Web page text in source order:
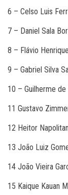
6 – Celso Luis
7 – Daniel Sala
8 – Flávio
9 – Gabriel Silva
10 – Guilherme
11 Gustavo
12 Heitor
13 João Luiz
14 João Vieira
15 Kaique Kauan